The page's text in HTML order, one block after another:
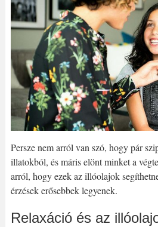
Persze nem arról van szó, hogy pár
illatokból, és máris elönt minket a
arról, hogy ezek az illóolajok
érzések erősebbek legyenek.
Relaxáció és az